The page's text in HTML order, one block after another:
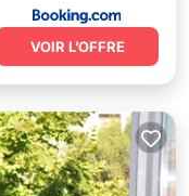
VOIR L’OFFRE